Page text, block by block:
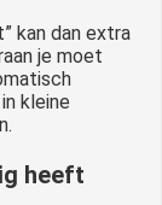
kan dan extra
je moet
kleine
heeft